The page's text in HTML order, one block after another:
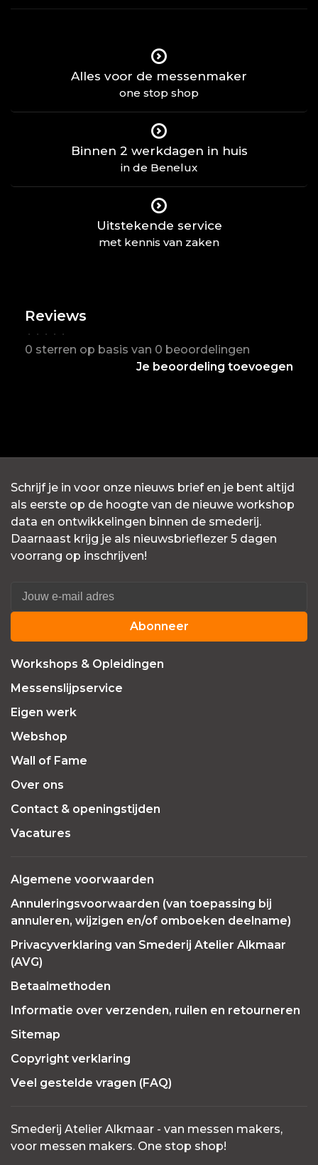
Alles voor de messenmaker
one stop shop
Binnen 2 werkdagen in huis
in de Benelux
Uitstekende service
met kennis van zaken
Reviews
• • • • •
0 sterren op basis van 0 beoordelingen
Je beoordeling toevoegen
Schrijf je in voor onze nieuws brief en je bent altijd
als eerste op de hoogte van de nieuwe workshop
data en ontwikkelingen binnen de smederij.
Daarnaast krijg je als nieuwsbrieflezer 5 dagen
voorrang op inschrijven!
Abonneer
Workshops & Opleidingen
Messenslijpservice
Eigen werk
Webshop
Wall of Fame
Over ons
Contact & openingstijden
Vacatures
Algemene voorwaarden
Annuleringsvoorwaarden (van toepassing bij
annuleren, wijzigen en/of omboeken deelname)
Privacyverklaring van Smederij Atelier Alkmaar
(AVG)
Betaalmethoden
Informatie over verzenden, ruilen en retourneren
Sitemap
Copyright verklaring
Veel gestelde vragen (FAQ)
Smederij Atelier Alkmaar - van messen makers,
voor messen makers. One stop shop!